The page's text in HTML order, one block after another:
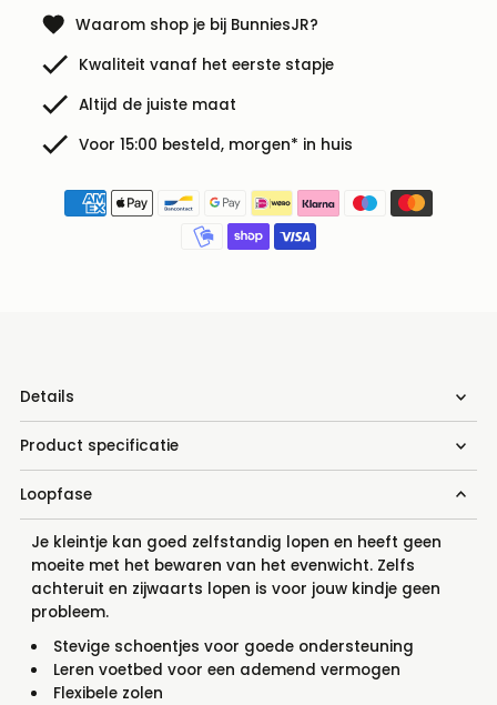
Waarom shop je bij BunniesJR?
Kwaliteit vanaf het eerste stapje
Altijd de juiste maat
Voor 15:00 besteld, morgen* in huis
Details
Product specificatie
Loopfase
Je kleintje kan goed zelfstandig lopen en heeft geen
moeite met het bewaren van het evenwicht. Zelfs
achteruit en zijwaarts lopen is voor jouw kindje geen
probleem.
Stevige schoentjes voor goede ondersteuning
Leren voetbed voor een ademend vermogen
Flexibele zolen